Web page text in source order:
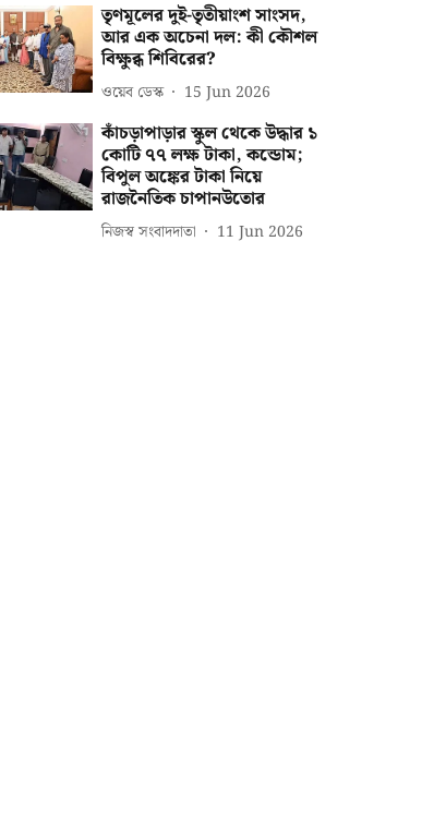
তৃণমূলের দুই-তৃতীয়াংশ সাংসদ,
আর এক অচেনা দল: কী কৌশল
বিক্ষুব্ধ শিবিরের?
ওয়েব ডেস্ক 15 Jun 2026
কাঁচড়াপাড়ার স্কুল থেকে উদ্ধার ১
কোটি ৭৭ লক্ষ টাকা, কন্ডোম;
বিপুল অঙ্কের টাকা নিয়ে
রাজনৈতিক চাপানউতোর
নিজস্ব সংবাদদাতা 11 Jun 2026